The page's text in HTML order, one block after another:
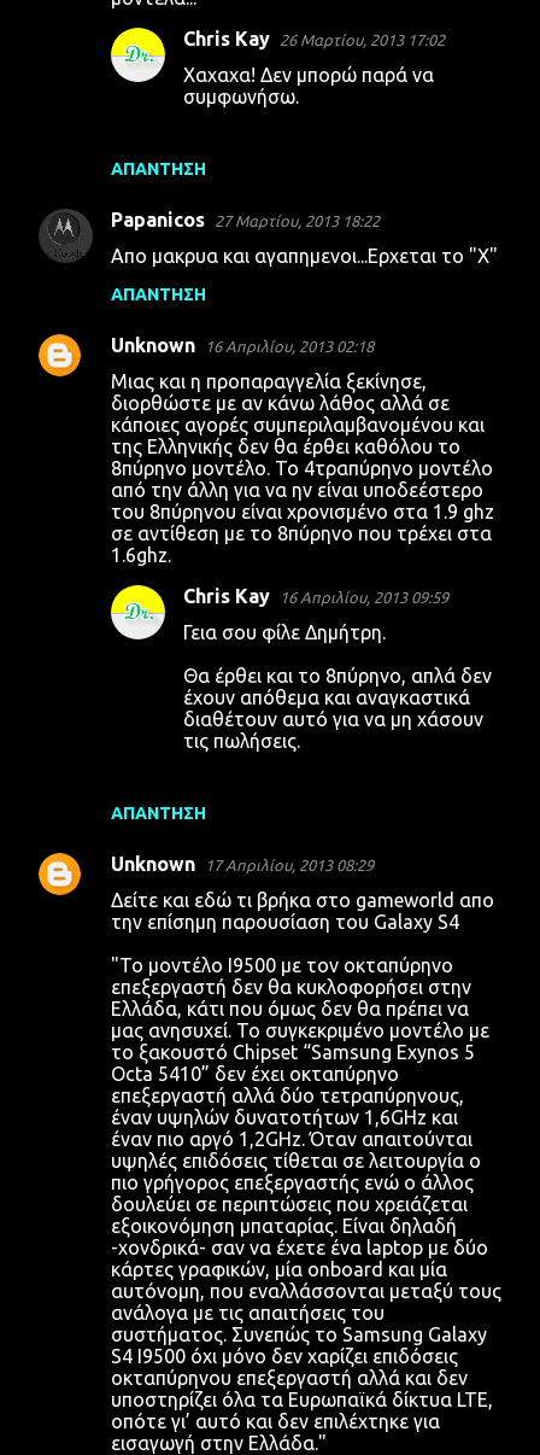
ΑΠΆΝΤΗΣΗ
Chris Kay 26 Μαρτίου, 2013 17:02
Χαχαχα! Δεν μπορώ παρά να
συμφωνήσω.
Papanicos 27 Μαρτίου, 2013 18:22
Απο μακρυα και αγαπημενοι...Ερχεται το "Χ"
ΑΠΆΝΤΗΣΗ
Unknown 16 Απριλίου, 2013 02:18
Μιας και η προπαραγγελία ξεκίνησε,
διορθώστε με αν κάνω λάθος αλλά σε
κάποιες αγορές συμπεριλαμβανομένου και
της Ελληνικής δεν θα έρθει καθόλου το
8πύρηνο μοντέλο. Το 4τραπύρηνο μοντέλο
από την άλλη για να ην είναι υποδεέστερο
του 8πύρηνου είναι χρονισμένο στα 1.9 ghz
σε αντίθεση με το 8πύρηνο που τρέχει στα
1.6ghz.
ΑΠΆΝΤΗΣΗ
Chris Kay 16 Απριλίου, 2013 09:59
Γεια σου φίλε Δημήτρη.
Θα έρθει και το 8πύρηνο, απλά δεν
έχουν απόθεμα και αναγκαστικά
διαθέτουν αυτό για να μη χάσουν
τις πωλήσεις.
Unknown 17 Απριλίου, 2013 08:29
Δείτε και εδώ τι βρήκα στο gameworld απο
την επίσημη παρουσίαση του Galaxy S4
"Το μοντέλο Ι9500 με τον οκταπύρηνο
επεξεργαστή δεν θα κυκλοφορήσει στην
Ελλάδα, κάτι που όμως δεν θα πρέπει να
μας ανησυχεί. Το συγκεκριμένο μοντέλο με
το ξακουστό Chipset “Samsung Exynos 5
Octa 5410” δεν έχει οκταπύρηνο
επεξεργαστή αλλά δύο τετραπύρηνους,
έναν υψηλών δυνατοτήτων 1,6GHz και
έναν πιο αργό 1,2GHz. Όταν απαιτούνται
υψηλές επιδόσεις τίθεται σε λειτουργία ο
πιο γρήγορος επεξεργαστής ενώ ο άλλος
δουλεύει σε περιπτώσεις που χρειάζεται
εξοικονόμηση μπαταρίας. Είναι δηλαδή
-χονδρικά- σαν να έχετε ένα laptop με δύο
κάρτες γραφικών, μία onboard και μία
αυτόνομη, που εναλλάσσονται μεταξύ τους
ανάλογα με τις απαιτήσεις του
συστήματος. Συνεπώς το Samsung Galaxy
S4 Ι9500 όχι μόνο δεν χαρίζει επιδόσεις
οκταπύρηνου επεξεργαστή αλλά και δεν
υποστηρίζει όλα τα Ευρωπαϊκά δίκτυα LTE,
οπότε γι’ αυτό και δεν επιλέχτηκε για
εισαγωγή στην Ελλάδα."